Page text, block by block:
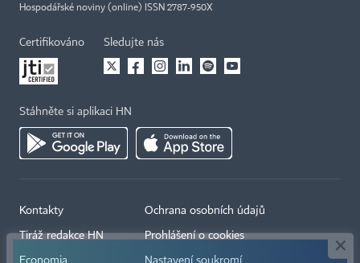
Hospodářské noviny (online) ISSN 2787-950X
Certifikováno Sledujte nás
Stáhněte si aplikaci HN
Kontakty
Tiráž redakce HN
Ochrana osobních údajů
Prohlášení o cookies